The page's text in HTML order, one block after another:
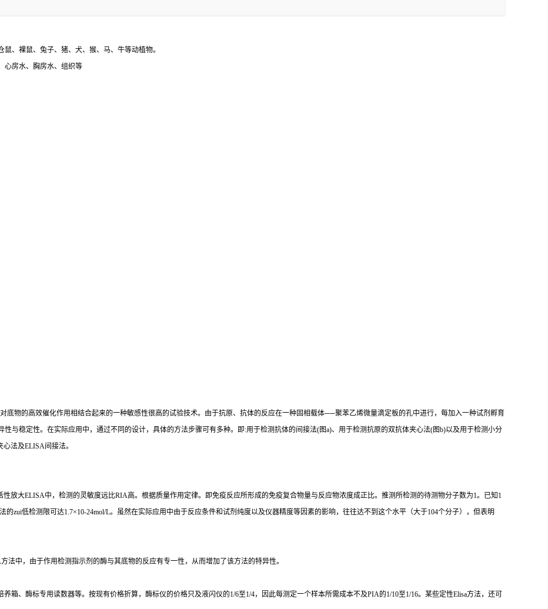
、裸鼠、兔子、猪、犬、猴、马、牛等动植物。
心房水、胸房水、组织等
底物的高效催化作用相结合起来的一种敏感性很高的试验技术。由于抗原、抗体的反应在一种固相载体──聚苯乙烯微量滴定板的孔中进行，每加入一种试剂孵育
与稳定性。在实际应用中，通过不同的设计，具体的方法步骤可有多种。即:用于检测抗体的间接法(图a)、用于检测抗原的双抗体夹心法(图b)以及用于检测小分
心法及ELISA间接法。
性放大ELISA中，检测的灵敏度远比RIA高。根据质量作用定律。即免疫反应所形成的免疫复合物量与反应物浓度成正比。推测所检测的待测物分子数为1。已知1
的zui低检测限可达1.7×10-24mol/L。虽然在实际应用中由于反应条件和试剂纯度以及仪器精度等因素的影响，往往达不到这个水平（大于104个分子），但表明
方法中，由于作用检测指示剂的酶与其底物的反应有专一性，从而增加了该方法的特异性。
箱、酶标专用读数器等。按现有价格折算，酶标仪的价格只及液闪仪的1/6至1/4，因此每测定一个样本所需成本不及PIA的1/10至1/16。某些定性Elisa方法，还可